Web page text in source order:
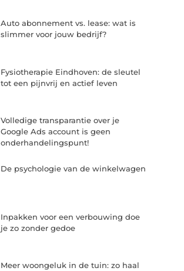
Auto abonnement vs. lease: wat is
slimmer voor jouw bedrijf?
Fysiotherapie Eindhoven: de sleutel
tot een pijnvrij en actief leven
Volledige transparantie over je
Google Ads account is geen
onderhandelingspunt!
De psychologie van de winkelwagen
Inpakken voor een verbouwing doe
je zo zonder gedoe
Meer woongeluk in de tuin: zo haal